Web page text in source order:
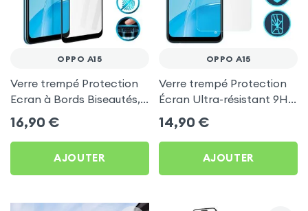
OPPO A15
Verre trempé Protection
Ecran à Bords Biseautés,
Adhésion Totale -
Contour Noir pour Oppo
A15
16,90 €
AJOUTER
OPPO A15
Verre trempé Protection
Écran Ultra-résistant 9H -
Transparent pour Oppo
A15
14,90 €
AJOUTER